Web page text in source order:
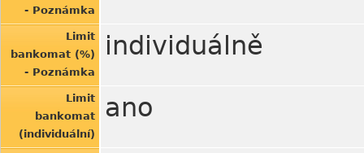
- Poznámka
Limit
bankomat (%)
- Poznámka
individuálně
Limit
bankomat
(individuální)
ano